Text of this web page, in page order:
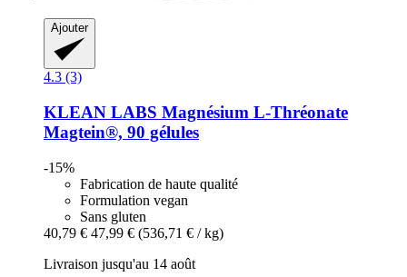
Ajouter
4.3 (3)
KLEAN LABS Magnésium L-​Thréonate
Magtein®, 90 gélules
-15%
Fabrication de haute qualité
Formulation vegan
Sans gluten
40,79 € 47,99 € (536,71 € / kg)
Livraison jusqu'au 14 août